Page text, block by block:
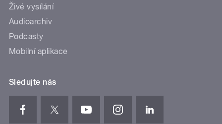
Živé vysílání
Audioarchiv
Podcasty
Mobilní aplikace
Sledujte nás